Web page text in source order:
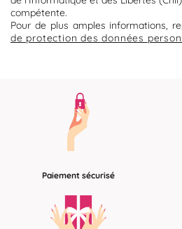
compétente.
Pour de plus amples informations,
de protection des données
Paiement sécurisé